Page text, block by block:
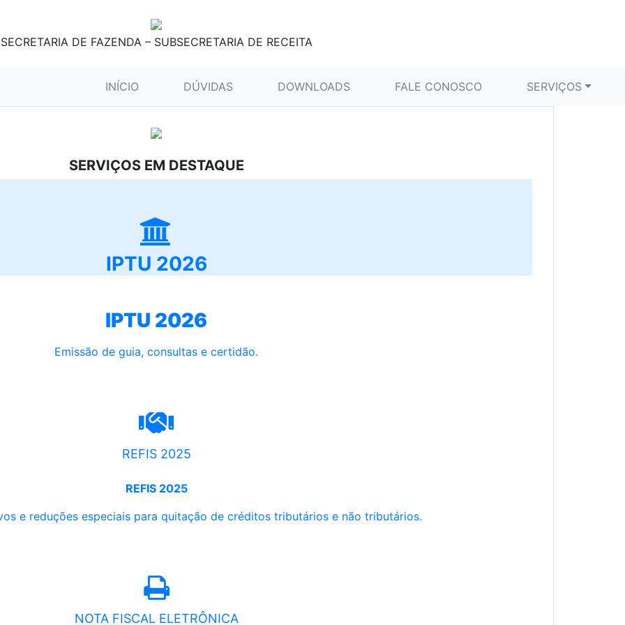
SECRETARIA DE FAZENDA – SUBSECRETARIA DE RECEITA
INÍCIO (CURRENT)DÚVIDAS DOWNLOADS FALE CONOSCO SERVIÇOS
SERVIÇOS EM DESTAQUE
IPTU 2026
IPTU 2026
Emissão de guia, consultas e certidão.
REFIS 2025
REFIS 2025
e reduções especiais para quitação de créditos tributários e não tributários.
NOTA FISCAL ELETRÔNICA